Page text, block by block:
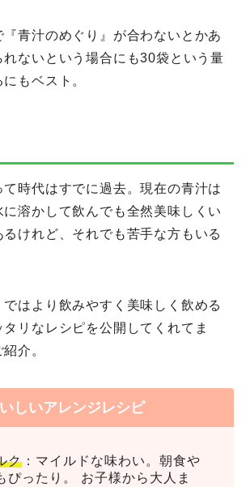
青汁のめぐり』が合わないとかあ
れないという場合にも30袋という量
もベスト。
時代はすでに過去。現在の青汁は
溶かして飲んでも全然美味しくい
けれど、それでも苦手な方もいる
ではより飲みやすく美味しく飲める
リなレシピを公開してくれてま
介。
しいアレンジレシピ
ク ：マイルドな味わい。朝食や
ぴったり。 お子様から大人ま